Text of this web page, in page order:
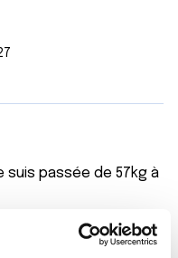
suis passée de 57kg à
Xeloda. Je
++++ et